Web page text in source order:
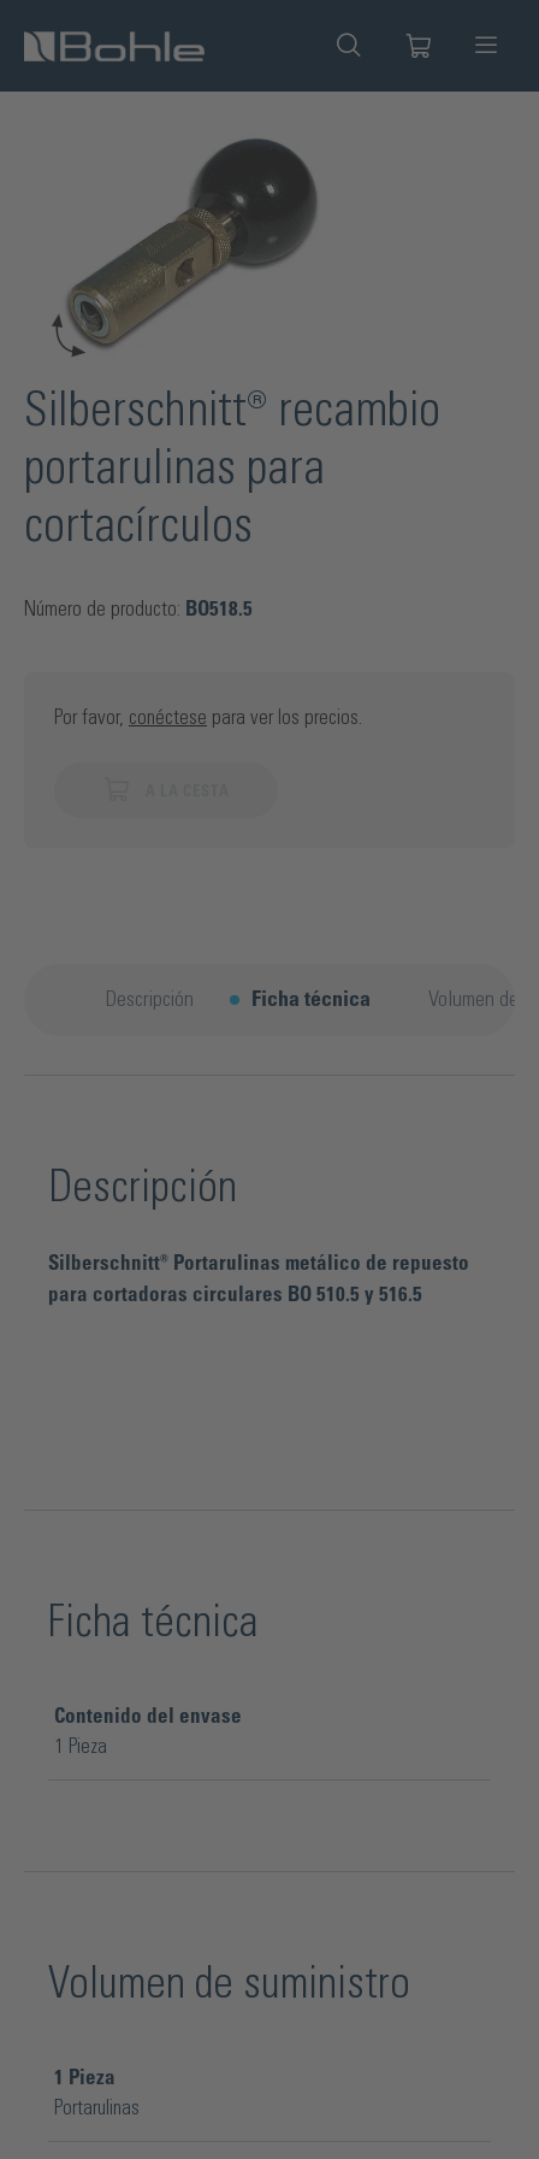
principal
Silberschnitt® recambio
portarulinas para
cortacírculos
Número de producto: BO518.5
Por favor, conéctese para ver los precios.
Descripción Ficha técnica Volumen de
Descripción
Silberschnitt® Portarulinas metálico de repuesto
para cortadoras circulares BO 510.5 y 516.5
Ficha técnica
Contenido del envase
1 Pieza
Volumen de suministro
1
Pieza
Portarulinas